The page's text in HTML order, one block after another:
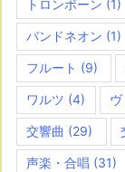
トロンボーン (1)
バンドネオン (1)
フルート (9)
ワルツ (4)
交響曲 (29)
声楽・合唱 (31)